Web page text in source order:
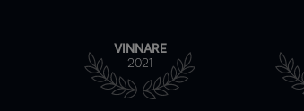
VINNARE
2021